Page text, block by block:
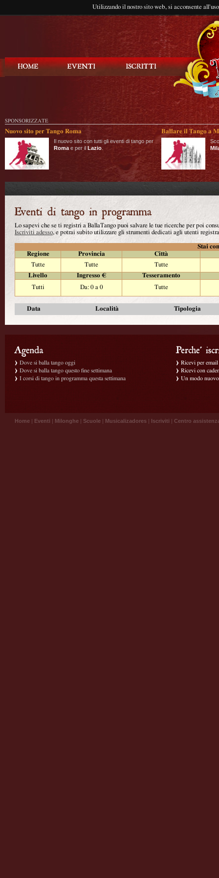
Utilizzando il nostro sito web, si acconsente
SPONSORIZZATE
Nuovo sito per Tango Roma
Il nuovo sito con tutti gli eventi di tango per
Roma e per il Lazio
Ballare il Tango a
Lo sapevi che se ti registri a BallaTango puoi salvare le tue ricerche per poi
Iscriviti adesso, e potrai subito utilizzare gli strumenti dedicati agli utenti
Stai
Regione
Provincia
Città
Tutte
Tutte
Tutte
Livello
Ingresso €
Tesseramento
Tutti
Da: 0 a 0 Tutte
Data Località Tipologia
Dove si balla tango oggi
Dove si balla tango questo fine settimana
I corsi di tango in programma questa settimana
Ricevi per
Ricevi con
Un modo
Home | Eventi | Milonghe | Scuole | Musicalizadores | Iscriviti | Centro